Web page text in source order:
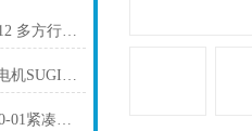
库存EYE岩崎M015-L312 多方行业用紫外线灯管
今日解析PS-4028 杉山电机SUGIYAMA 紧凑数字型传感器头
库存TORAY东丽RF-400-01紧凑型氧化锆氧气浓度计